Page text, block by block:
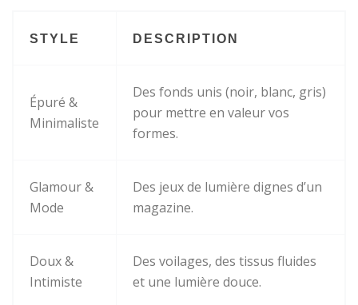
STYLE DESCRIPTION
Épuré &
Minimaliste
Des fonds unis (noir, blanc, gris)
pour mettre en valeur vos
formes.
Glamour &
Mode
Des jeux de lumière dignes d’un
magazine.
Doux &
Intimiste
Des voilages, des tissus fluides
et une lumière douce.